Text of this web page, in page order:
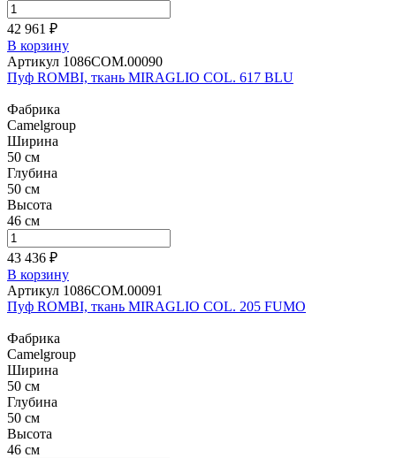
42 961 ₽
В корзину
Артикул 1086СОМ.00090
Пуф ROMBI, ткань MIRAGLIO COL. 617 BLU
Фабрика
Camelgroup
Ширина
50 см
Глубина
50 см
Высота
46 см
43 436 ₽
В корзину
Артикул 1086СОМ.00091
Пуф ROMBI, ткань MIRAGLIO COL. 205 FUMO
Фабрика
Camelgroup
Ширина
50 см
Глубина
50 см
Высота
46 см